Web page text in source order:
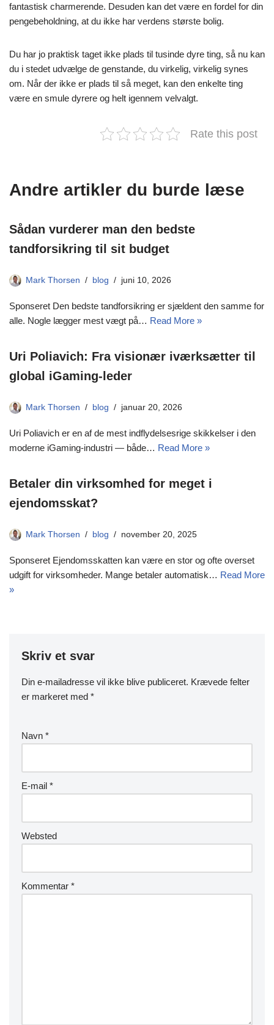
fantastisk charmerende. Desuden kan det være en fordel for din
pengebeholdning, at du ikke har verdens største bolig.
Du har jo praktisk taget ikke plads til tusinde dyre ting, så nu kan
du i stedet udvælge de genstande, du virkelig, virkelig synes
om. Når der ikke er plads til så meget, kan den enkelte ting
være en smule dyrere og helt igennem velvalgt.
Rate this post
Andre artikler du burde læse
Sådan vurderer man den bedste
tandforsikring til sit budget
Mark Thorsen blog juni 10, 2026
Sponseret Den bedste tandforsikring er sjældent den samme for
alle. Nogle lægger mest vægt på… Read More »
Uri Poliavich: Fra visionær iværksætter til
global iGaming-leder
Mark Thorsen blog januar 20, 2026
Uri Poliavich er en af de mest indflydelsesrige skikkelser i den
moderne iGaming-industri — både… Read More »
Betaler din virksomhed for meget i
ejendomsskat?
Mark Thorsen blog november 20, 2025
Sponseret Ejendomsskatten kan være en stor og ofte overset
udgift for virksomheder. Mange betaler automatisk… Read More
»
Skriv et svar
Din e-mailadresse vil ikke blive publiceret. Krævede felter
er markeret med *
Navn *
E-mail *
Websted
Kommentar *